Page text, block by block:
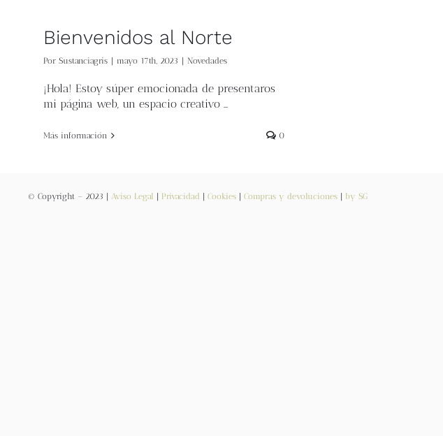
Bienvenidos al Norte
Por Sustanciagris mayo 17th, 2023 Novedades
¡Hola! Estoy súper emocionada de presentaros
mi página web, un espacio creativo …
Más información 0
© Copyright – 2023 | Aviso Legal Privacidad Cookies| Compras y devoluciones| by SG